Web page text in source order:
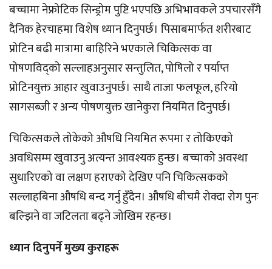
बच्चामा नेफ्रोटिक सिन्ड्रोम पुष्टि भएपछि अभिभावकले उपचारसँगै
दैनिक हेरचाहमा विशेष ध्यान दिनुपर्छ। पिसाबमार्फत शरीरबाट
प्रोटिन बढी मात्रामा बाहिरिने भएकाले चिकित्सक वा
पोषणविद्को सल्लाहअनुसार सन्तुलित, पोषिलो र पर्याप्त
प्रोटिनयुक्त आहार खुवाउनुपर्छ। साथै ताजा फलफूल, हरियो
सागसब्जी र अन्य पोषणयुक्त खानेकुरा नियमित दिनुपर्छ।
चिकित्सकले तोकेको औषधि नियमित रूपमा र तोकिएको
अवधिसम्म खुवाउनु अत्यन्त आवश्यक हुन्छ। बच्चाको अवस्था
सुधारिएको वा लक्षण हराएको देखिए पनि चिकित्सकको
सल्लाहबिना औषधि बन्द गर्नु हुँदैन। औषधि बीचमै रोक्दा रोग पुनः
बल्झिने वा जटिलता बढ्ने जोखिम रहन्छ।
ध्यान दिनुपर्ने मुख्य कुराहरू